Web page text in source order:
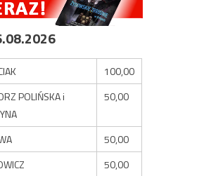
100,00
POLIŃSKA i
50,00
50,00
50,00